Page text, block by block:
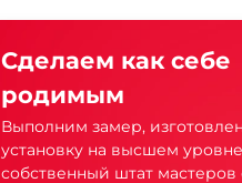
Сделаем как себе
родимым
Выполним замер,
установку на высшем
собственный штат мастеров